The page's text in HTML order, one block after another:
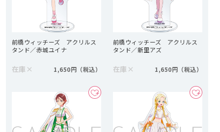
前橋ウィッチーズ アクリルス
タンド／赤城ユイナ
在庫 × 1,650円
前橋ウィッチーズ アクリルス
タンド／新里アズ
在庫 × 1,650円